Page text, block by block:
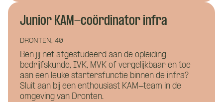
Junior KAM-coördinator infra
DRONTEN, 40
Ben jij net afgestudeerd aan de opleiding
bedrijfskunde, IVK, MVK of vergelijkbaar en toe
aan een leuke startersfunctie binnen de infra?
Sluit aan bij een enthousiast KAM-team in de
omgeving van Dronten.
Eén van onze adviseurs staat je graag te
woord! Je wordt gekoppeld aan een vast
aanspreekpunt tijdens de kennismaking
met CoBuilders.
Telefoonnummer *
Curriculum Vitae (niet verplicht)